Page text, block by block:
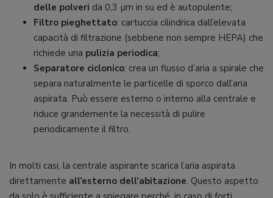
delle polveri da 0,3 µm in su ed è autopulente;
Filtro pieghettato: cartuccia cilindrica dall’elevata
capacità di filtrazione (sebbene non sempre HEPA) che
richiede una pulizia periodica;
Separatore ciclonico: crea un flusso d’aria a spirale che
separa naturalmente le particelle di sporco dall’aria
aspirata. Può essere esterno o interno alla centrale e
riduce grandemente la necessità di pulire
periodicamente il filtro.
In molti casi, la centrale aspirante scarica l’aria aspirata
direttamente all’esterno dell’abitazione. Questo aspetto